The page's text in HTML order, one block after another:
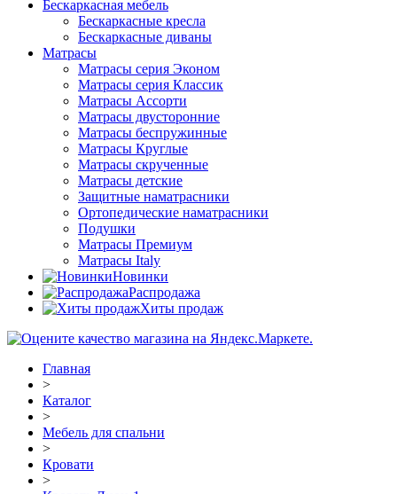
Бескаркасная мебель
Бескаркасные кресла
Бескаркасные диваны
Матрасы
Матрасы серия Эконом
Матрасы серия Классик
Матрасы Ассорти
Матрасы двусторонние
Матрасы беспружинные
Матрасы Круглые
Матрасы скрученные
Матрасы детские
Защитные наматрасники
Ортопедические наматрасники
Подушки
Матрасы Премиум
Матрасы Italy
Новинки
Распродажа
Хиты продаж
Главная
>
Каталог
>
Мебель для спальни
>
Кровати
>